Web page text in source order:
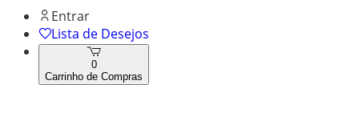
Entrar
Lista de Desejos
0
Carrinho de Compras